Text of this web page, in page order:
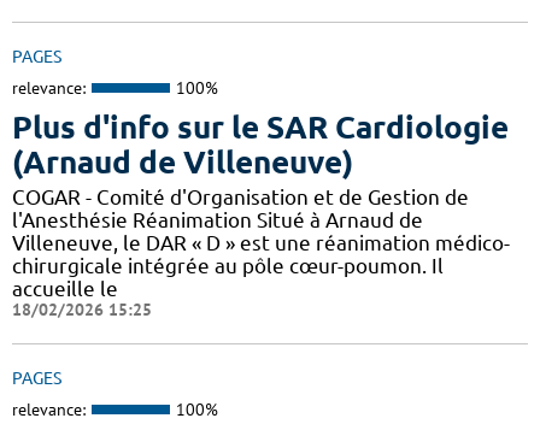
PAGES
relevance: 100%
Plus d'info sur le SAR Cardiologie
(Arnaud de Villeneuve)
COGAR - Comité d'Organisation et de Gestion de
l'Anesthésie Réanimation Situé à Arnaud de
Villeneuve, le DAR « D » est une réanimation médico-
chirurgicale intégrée au pôle cœur-poumon. Il
accueille le
18/02/2026 15:25
PAGES
relevance: 100%